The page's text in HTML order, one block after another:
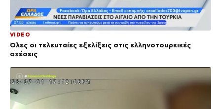
VIDEO
Όλες οι τελευταίες εξελίξεις στις ελληνοτουρκικές
σχέσεις